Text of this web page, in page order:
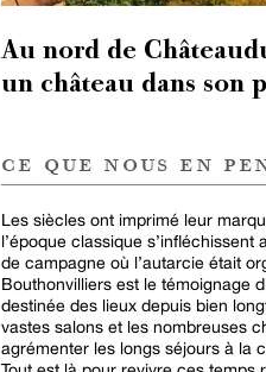
Au nord de
un château dans son
ce que nous en
Les siècles ont imprimé leur
l’époque classique
de campagne où l’autarcie était
Bouthonvilliers est le témoignage
destinée des lieux depuis bien
vastes salons et les nombreuses
agrémenter les longs séjours à la